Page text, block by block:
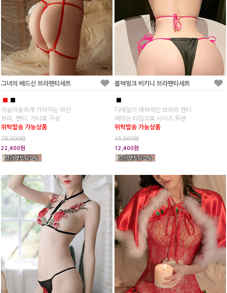
그녀의 배드신 브라팬티세트
■ ■
아슬아슬하게 가려지는 라인
브라, 팬티, 가터로 구성
위탁발송 가능상품
28,000원
22,400원
블랙핑크 비키니 브라팬티세트
■
디테일이 매력적인 브라와 팬티
여미는 타입으로 사이즈 무관
위탁발송 가능상품
15,500원
12,400원